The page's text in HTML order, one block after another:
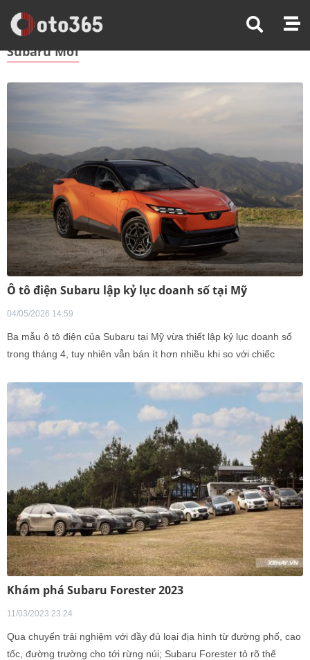
Trang Chủ Subaru Mới
Subaru Mới
Ô tô điện Subaru lập kỷ lục doanh số tại Mỹ
04/05/2026 14:59
Ba mẫu ô tô điện của Subaru tại Mỹ vừa thiết lập kỷ lục doanh số
trong tháng 4, tuy nhiên vẫn bán ít hơn nhiều khi so với chiếc
Khám phá Subaru Forester 2023
11/03/2023 23:24
Qua chuyến trải nghiệm với đầy đủ loại địa hình từ đường phố, cao
tốc, đường trường cho tới rừng núi; Subaru Forester tỏ rõ thế